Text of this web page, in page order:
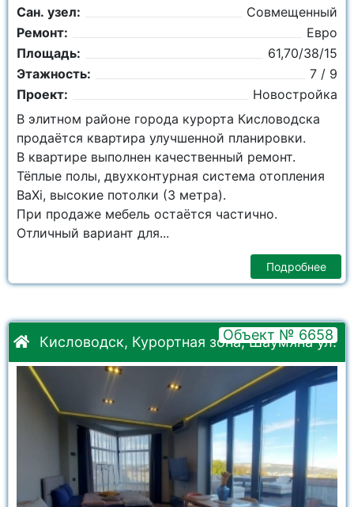
Сан. узел:
Совмещенный
Ремонт:
Евро
Площадь:
61,70/38/15
Этажность:
7 / 9
Проект:
Новостройка
В элитном районе города курорта Кисловодска
продаётся квартира улучшенной планировки.
В квартире выполнен качественный ремонт.
Тёплые полы, двухконтурная система отопления
BaXi, высокие потолки (3 метра).
При продаже мебель остаётся частично.
Отличный вариант для...
Подробнее
Кисловодск, Курортная зона, Шаумяна ул.
Объект № 6658